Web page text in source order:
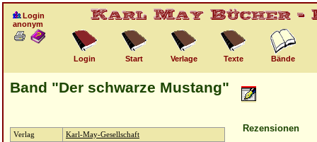
Login
anonym
Login Start Verlage Texte Bände
Band "Der schwarze Mustang"
Verlag
Karl-May-Gesellschaft
Rezensionen